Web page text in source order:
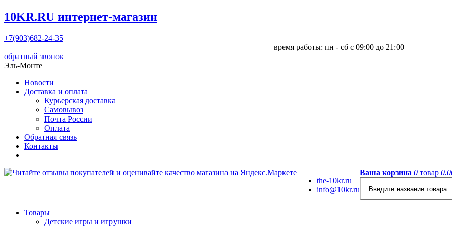
10KR.RU интернет-магазин
+7(903)682-24-35
время работы: пн - сб с 09:00 до 21:00
обратный звонок
Эль-Монте
Новости
Доставка и оплата
Курьерская доставка
Самовывоз
Почта России
Оплата
Обратная связь
Контакты
the-10kr.ru
info@10kr.ru
Ваша корзина 0 товар
Товары
Детские игры и игрушки